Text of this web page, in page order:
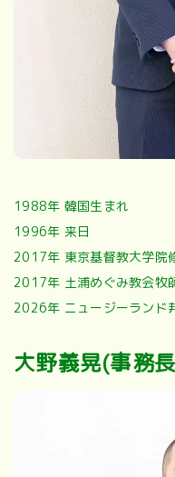
1988年 韓国生まれ
1996年 来日
2017年 東京基督教大学院
2017年 土浦めぐみ教会牧
2026年 ニュージーランド
大野義晃(事務